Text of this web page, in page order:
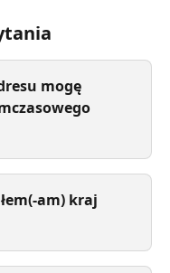
mogę
am) kraj